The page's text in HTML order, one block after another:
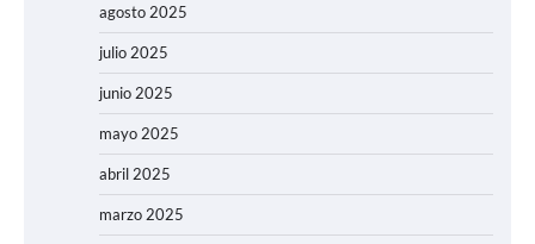
agosto 2025
julio 2025
junio 2025
mayo 2025
abril 2025
marzo 2025